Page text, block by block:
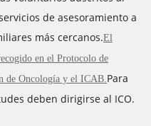
de asesoramiento a
más cercanos.El
en el Protocolo de
de Oncología y el ICAB.Para
deben dirigirse al ICO.